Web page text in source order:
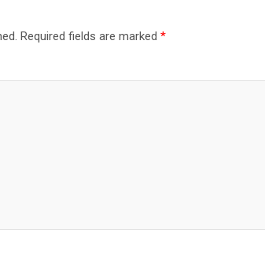
Required fields are marked *